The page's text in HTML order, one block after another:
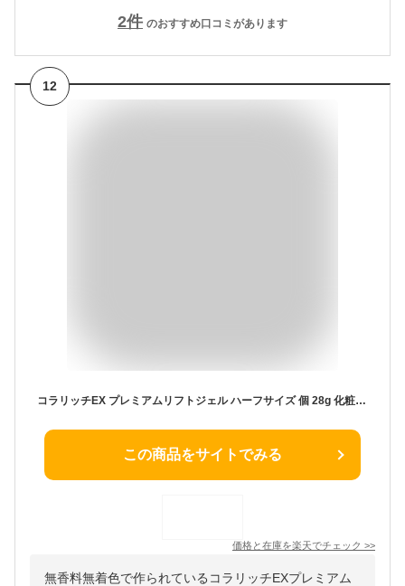
2件 のおすすめ口コミがあります
12
コラリッチEX プレミアムリフトジェル ハーフサイズ 個 28g 化粧水 美容 ヒアルロン酸 保湿 スキンケア エイジングケア アンチエイジング 無香料 無着色 無鉱物油 しっとり うるおい キメ ハリ
この商品をサイトでみる
価格と在庫を楽天でチェック >>
無香料無着色で作られているコラリッチEXプレミアム